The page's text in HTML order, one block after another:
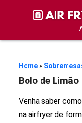
Lanches
Stories de
Home »
Bolo de Limão
Venha saber
na airfryer de